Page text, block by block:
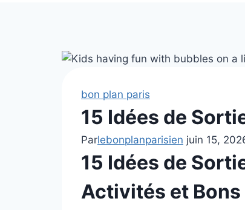
bon plan paris
15 Idées de
Parlebonplanparisien juin 15,
15 Idées de
Activités et